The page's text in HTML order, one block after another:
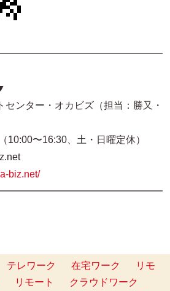
▼
センター・オカビズ（担当：勝又・
10:00〜16:30、土・日曜定休）
biz.net/
テレワーク 在宅ワーク
リモ
リモート
クラウドワーク